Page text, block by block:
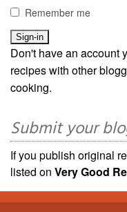
Remember me
Don't have an account
recipes with other
cooking.
Submit your
If you publish original
listed on Very Good